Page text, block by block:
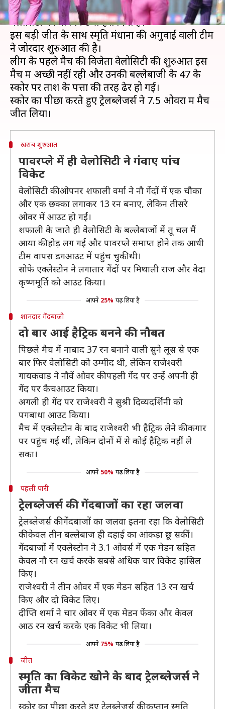
विमेंस टी-20 चैलेंज के दूसरे मुकाबले में ट्रेलब्लेजर्स ने
वेलोसिटी को नौ विकेट से हरा दिया है।
इस बड़ी जीत के साथ स्मृति मंधाना की अगुवाई वाली टीम
ने जोरदार शुरुआत की है।
लीग के पहले मैच की विजेता वेलोसिटी की शुरुआत इस
मैच में अच्छी नहीं रही और उनकी बल्लेबाजी के 47 के
स्कोर पर ताश के पत्तों की तरह ढेर हो गई।
स्कोर का पीछा करते हुए ट्रेलब्लेजर्स ने 7.5 ओवरों में मैच
खराब शुरुआत
पावरप्ले में ही वेलोसिटी ने गंवाए पांच
विकेट
वेलोसिटी की ओपनर शफाली वर्मा ने नौ गेंदों में एक चौका
और एक छक्का लगाकर 13 रन बनाए, लेकिन तीसरे
ओवर में आउट हो गईं।
शफाली के जाते ही वेलोसिटी के बल्लेबाजों में तू चल मैं
आया की होड़ लग गई और पावरप्ले समाप्त होने तक आधी
टीम वापस डगआउट में पहुंच चुकी थी।
सोफे एक्लेस्टोन ने लगातार गेंदों पर मिथाली राज और वेदा
कृष्णमूर्ति को आउट किया।
आपने 25% पढ़ लिया है
शानदार गेंदबाजी
दो बार आई हैट्रिक बनने की नौबत
पिछले मैच में नाबाद 37 रन बनाने वाली सुने लूस से एक
बार फिर वेलोसिटी को उम्मीद थी, लेकिन राजेश्वरी
गायकवाड़ ने नौवें ओवर की पहली गेंद पर उन्हें अपनी ही
गेंद पर कैचआउट किया।
अगली ही गेंद पर राजेश्वरी ने सुश्री दिव्यदर्शिनी को
पगबाधा आउट किया।
मैच में एक्लेस्टोन के बाद राजेश्वरी भी हैट्रिक लेने की कगार
पर पहुंच गई थीं, लेकिन दोनों में से कोई हैट्रिक नहीं ले
सका।
आपने 50% पढ़ लिया है
पहली पारी
ट्रेलब्लेजर्स की गेंदबाजों का रहा जलवा
ट्रेलब्लेजर्स की गेंदबाजों का जलवा इतना रहा कि वेलोसिटी
की केवल तीन बल्लेबाज ही दहाई का आंकड़ा छू सकीं।
गेंदबाजों में एक्लेस्टोन ने 3.1 ओवर्स में एक मेडन सहित
केवल नौ रन खर्च करके सबसे अधिक चार विकेट हासिल
किए।
राजेश्वरी ने तीन ओवर में एक मेडन सहित 13 रन खर्च
किए और दो विकेट लिए।
दीप्ति शर्मा ने चार ओवर में एक मेडन फेंका और केवल
आठ रन खर्च करके एक विकेट भी लिया।
आपने 75% पढ़ लिया है
जीत
स्मृति का विकेट खोने के बाद ट्रेलब्लेजर्स ने
जीता मैच
स्कोर का पीछा करते हुए ट्रेलब्लेजर्स की कप्तान स्मृति